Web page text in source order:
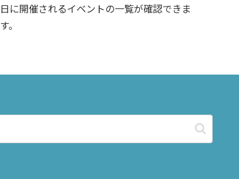
日に開催されるイベントの一覧が確認できま
す。